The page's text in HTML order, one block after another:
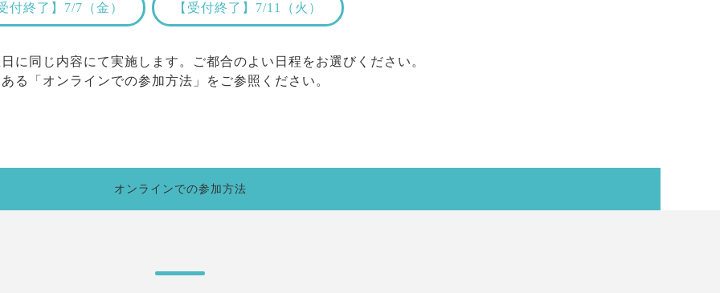
付終了】7/7（金） 【受付終了】7/11（火）
に同じ内容にて実施します。ご都合のよい日程をお選びください。
る「オンラインでの参加方法」をご参照ください。
オンラインでの参加方法